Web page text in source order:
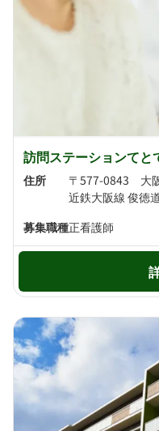
訪問ステーションてと
住所
〒577-0843 大
募集職種正看護師